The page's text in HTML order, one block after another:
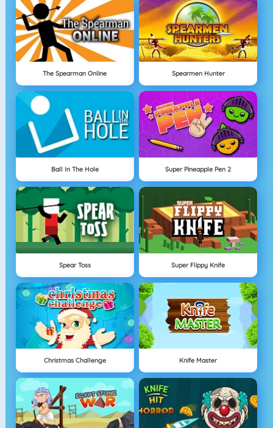
The Spearman Online Spearmen Hunter
Ball In The Hole Super Pineapple Pen 2
Spear Toss Super Flippy Knife
Christmas Challenge Knife Master